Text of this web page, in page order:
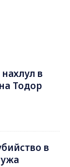
в
Тодор
в